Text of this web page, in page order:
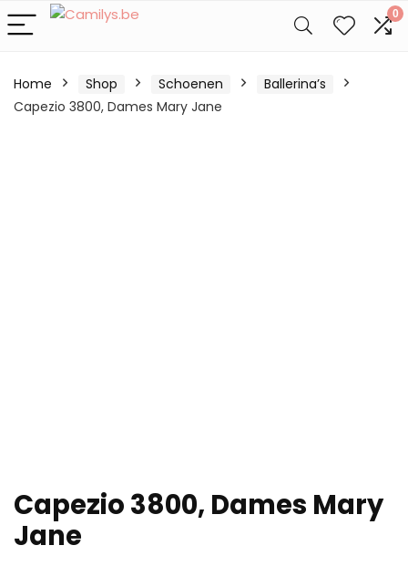
0
Home Shop Schoenen
Ballerina’s
Capezio 3800, Dames Mary Jane
Capezio 3800, Dames Mary
Jane